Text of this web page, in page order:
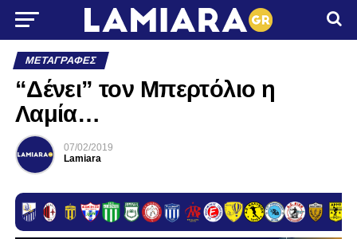
ΜΕΤΑΓΡΑΦΈΣ
“Δένει” τον Μπερτόλιο η
Λαμία…
07/02/2019
Lamiara